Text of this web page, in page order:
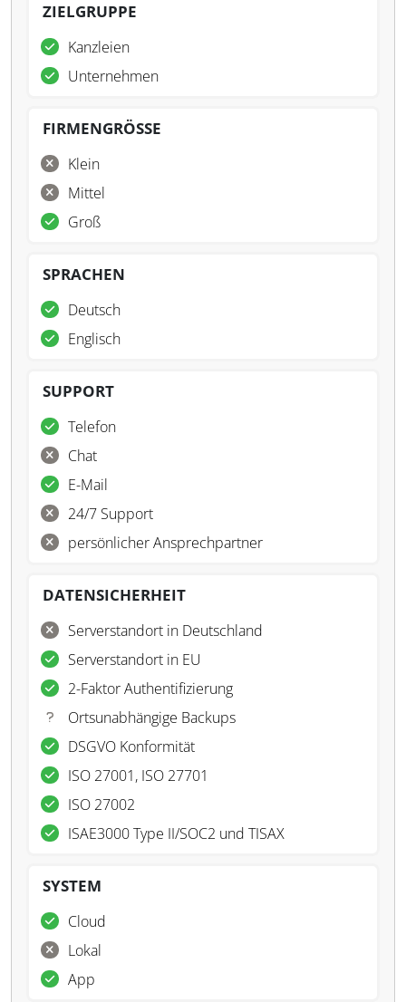
ZIELGRUPPE
Kanzleien
Unternehmen
FIRMENGRÖSSE
Klein
Mittel
Groß
SPRACHEN
Deutsch
Englisch
SUPPORT
Telefon
Chat
E-Mail
24/7 Support
persönlicher Ansprechpartner
DATENSICHERHEIT
Serverstandort in Deutschland
Serverstandort in EU
2-Faktor Authentifizierung
Ortsunabhängige Backups
DSGVO Konformität
ISO 27001, ISO 27701
ISO 27002
ISAE3000 Type II/SOC2 und TISAX
SYSTEM
Cloud
Lokal
App